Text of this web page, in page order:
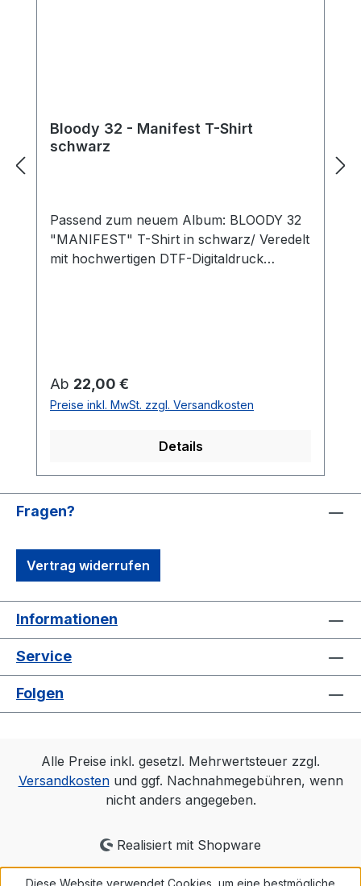
Bloody 32 - Manifest T-Shirt
schwarz
Passend zum neuem Album: BLOODY 32
"MANIFEST" T-Shirt in schwarz/ Veredelt
mit hochwertigen DTF-Digitaldruck
selbstbestimmt das lied der Deutschen
singen!" STYLE & FIT #Stil /Passform
Populäre zeitgemäße Passform
Schnitt #bewegungsfreiheit frei und
selbstbestimmt das Lied der Deutschen
singen! Schmaler Kragen aus Rippstrick
für einen modernen Look #uptodate
aus 100 % Baumwolle
#angenehmestragegefühl #Oeko-Tex100
#RINGGESPONNEN Schwerer Stoff 190
g/m²
Regulärer Preis:
Ab 22,00 €
Preise inkl. MwSt. zzgl. Versandkosten
Details
Fragen?
Vertrag widerrufen
Informationen
Service
Folgen
Alle Preise inkl. gesetzl. Mehrwertsteuer zzgl.
Versandkostenund ggf. Nachnahmegebühren, wenn
nicht anders angegeben.
Realisiert mit Shopware
Diese Website verwendet Cookies, um eine bestmögliche